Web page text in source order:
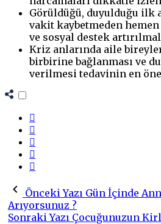
Görüldüğü, duyulduğu ilk
vakit kaybetmeden hemen
ve sosyal destek
Kriz anlarında aile
birbirine bağlanması ve
verilmesi tedavinin en
Önceki Yazı Gün İçinde
Arıyorsunuz ?
Sonraki Yazı Çocuğunuzun